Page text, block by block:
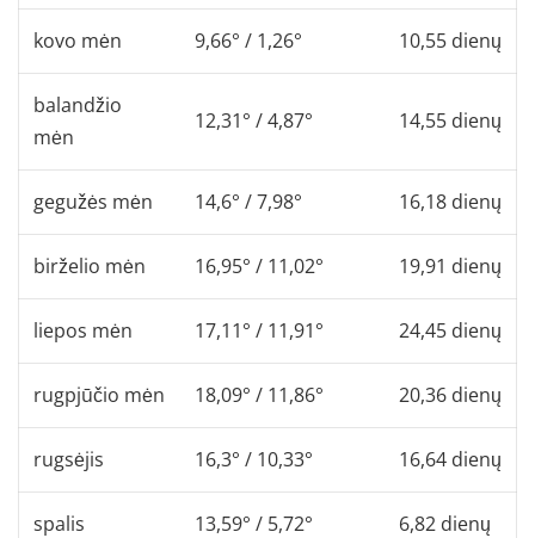
kovo mėn 9,66° / 1,26° 10,55 dienų
balandžio
mėn
12,31° / 4,87° 14,55 dienų
gegužės mėn 14,6° / 7,98° 16,18 dienų
birželio mėn 16,95° / 11,02° 19,91 dienų
liepos mėn 17,11° / 11,91° 24,45 dienų
rugpjūčio mėn 18,09° / 11,86° 20,36 dienų
rugsėjis 16,3° / 10,33° 16,64 dienų
spalis 13,59° / 5,72° 6,82 dienų